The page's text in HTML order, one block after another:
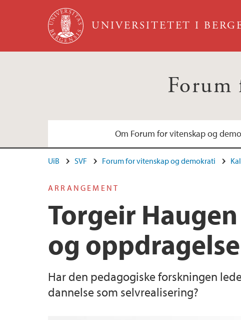
Hopp til hovedinnhold
UNIVERSITETET I
Forum
Om Forum for vitenskap og
Arrangementskomité
Møter 2009-2026
UiB SVF Forum for vitenskap og demokrati
ARRANGEMENT
Torgeir
og oppdragelse
Har den pedagogiske forskningen
dannelse som selvrealisering?